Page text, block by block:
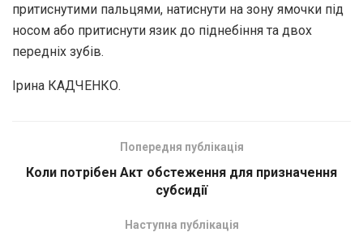
притиснутими пальцями, натиснути на зону ямочки під
носом або притиснути язик до піднебіння та двох
передніх зубів.
Ірина КАДЧЕНКО.
Попередня публікація
Коли потрібен Акт обстеження для призначення
субсидії
Наступна публікація